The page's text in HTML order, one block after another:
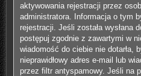
aktywowania rejestracji przez
administratora. Informacja o tym
rejestracji. Jeśli została wysłana
postępuj zgodnie z zawartymi w
wiadomość do ciebie nie dotarła,
nieprawidłowy adres e-mail lub
przez filtr antyspamowy. Jeśli na